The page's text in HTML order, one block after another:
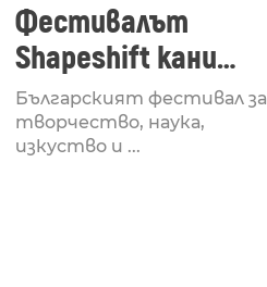
Фестивалът
Shapeshift кани
Fabrizio Mammarella
за откриването си
Българският фестивал за
творчество, наука,
изкуство и ...